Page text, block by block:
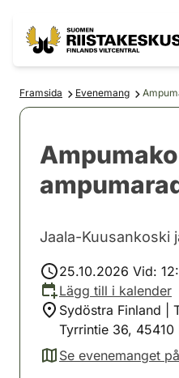
Framsida Evenemang
Jaala-Kuusankoski
25.10.2026 Vid:
Lägg till i kalender
Sydöstra Finland |
Tyrrintie 36, 45410
Se evenemanget
(avautuu uuteen